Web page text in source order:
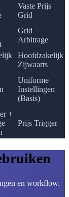
Vaste Prijs
Grid
Grid
Arbitrage
Hoofdzakelijk
Zijwaarts
Uniforme
Instellingen
(Basis)
+
Prijs Trigger
en workflow.